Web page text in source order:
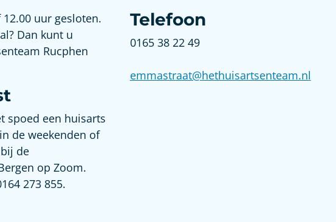
uur gesloten.
Dan kunt u
Rucphen
spoed een huisarts
de weekenden of
de
op Zoom.
273 855.
Telefoon
0165 38 22 49
emmastraat@hethuisartsenteam.nl